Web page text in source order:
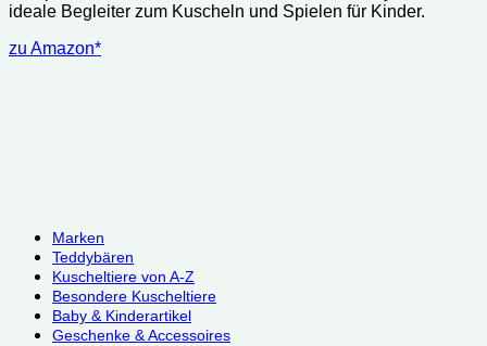
ideale Begleiter zum Kuscheln und Spielen für Kinder.
zu Amazon*
Marken
Teddybären
Kuscheltiere von A-Z
Besondere Kuscheltiere
Baby & Kinderartikel
Geschenke & Accessoires